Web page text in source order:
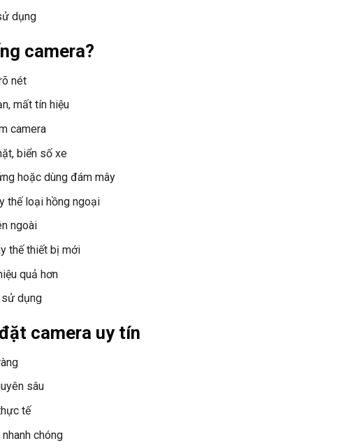
dụng
camera?
nét
mất tín hiệu
camera
biển số xe
hoặc dùng đám mây
thế loại hồng ngoại
ngoài
thế thiết bị mới
quả hơn
sử dụng
camera uy tín
sâu
tế
chóng